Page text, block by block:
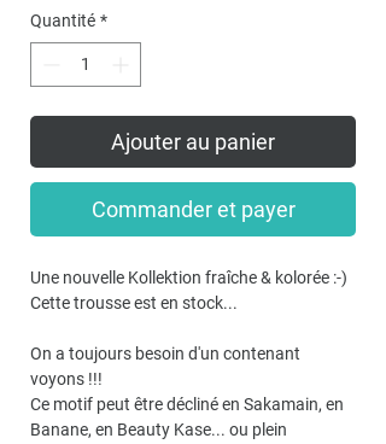
Quantité *
Ajouter au panier
Commander et payer
Une nouvelle Kollektion fraîche & kolorée :-)
Cette trousse est en stock...
On a toujours besoin d'un contenant
voyons !!!
Ce motif peut être décliné en Sakamain, en
Banane, en Beauty Kase... ou plein